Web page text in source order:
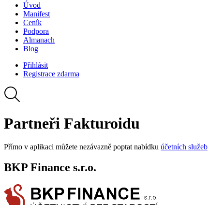
Úvod
Manifest
Ceník
Podpora
Almanach
Blog
Přihlásit
Registrace zdarma
Partneři Fakturoidu
Přímo v aplikaci můžete nezávazně poptat nabídku účetních služeb
BKP Finance s.r.o.